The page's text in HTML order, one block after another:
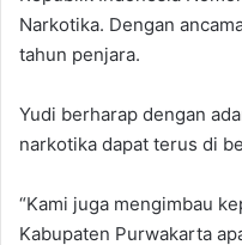
Narkotika. Dengan
tahun penjara.
Yudi berharap dengan
narkotika dapat terus di
“Kami juga mengimbau
Kabupaten Purwakarta